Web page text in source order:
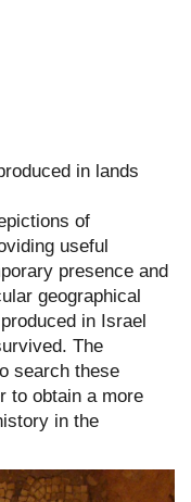
in lands
of
useful
presence and
geographical
in Israel
The
search these
to obtain a more
in the